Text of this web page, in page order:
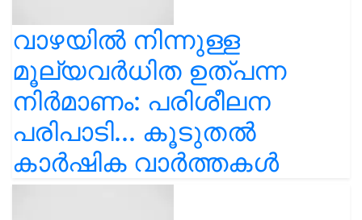
വാഴയിൽ നിന്നുള്ള
മൂല്യവർധിത ഉത്പന്ന
നിർമാണം: പരിശീലന
പരിപാടി... കൂടുതൽ
കാർഷിക വാർത്തകൾ